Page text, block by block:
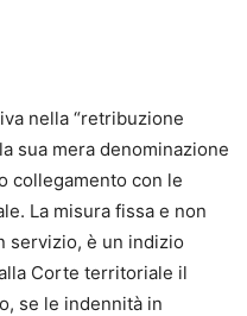
nella “retribuzione
sua mera denominazione
collegamento con le
La misura fissa e non
servizio, è un indizio
Corte territoriale il
se le indennità in